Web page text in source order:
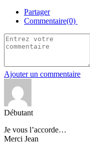
Partager
Commentaire(0)
Ajouter un commentaire
Débutant
Je vous l’accorde…
Merci Jean